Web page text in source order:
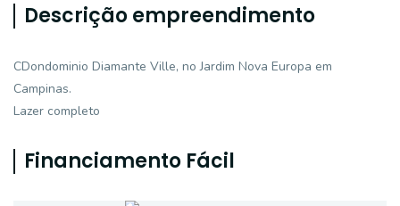
Descrição empreendimento
CDondominio Diamante Ville, no Jardim Nova Europa em
Campinas.
Lazer completo
Financiamento Fácil